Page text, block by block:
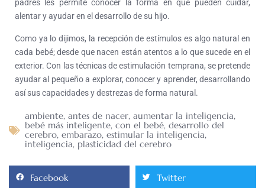
padres les permite conocer la forma en que pueden cuidar,
alentar y ayudar en el desarrollo de su hijo.
Como ya lo dijimos, la recepción de estímulos es algo natural en
cada bebé; desde que nacen están atentos a lo que sucede en el
exterior. Con las técnicas de estimulación temprana, se pretende
ayudar al pequeño a explorar, conocer y aprender, desarrollando
así sus capacidades y destrezas de forma natural.
ambiente, antes de nacer, aumentar la inteligencia,
bebé más inteligente, con el bebé, desarrollo del
cerebro, embarazo, estimular la inteligencia,
inteligencia, plasticidad del cerebro
Facebook Twitter